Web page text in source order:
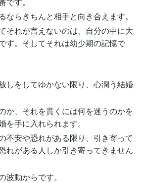
らきちんと相手と向き合えます。
それが言えないのは、自分の中に大
す。そしてそれは幼少期の記憶で
しをしてゆかない限り、心潤う結婚
か、それを貫くには何を迷うのかを
を手に入れられます。
不安や恐れがある限り、引き寄って
れがある人しか引き寄ってきません
動からです。